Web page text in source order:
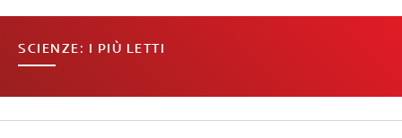
SCIENZE: I PIÙ LETTI